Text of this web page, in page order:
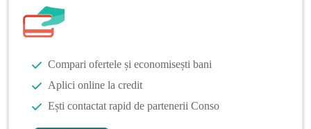
Compari ofertele și economisești bani
Aplici online la credit
Ești contactat rapid de partenerii Conso